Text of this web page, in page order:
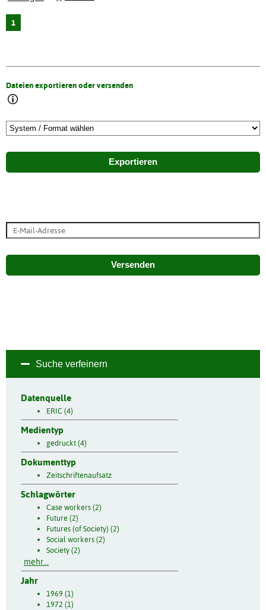
1
Dateien exportieren oder versenden
Exportieren
Versenden
Suche verfeinern
Datenquelle
ERIC (4)
Medientyp
gedruckt (4)
Dokumenttyp
Zeitschriftenaufsatz
Schlagwörter
Case workers (2)
Future (2)
Futures (of Society) (2)
Social workers (2)
Society (2)
mehr...
Jahr
1969 (1)
1972 (1)